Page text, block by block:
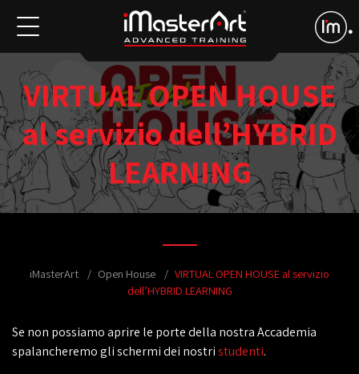
VIRTUAL OPEN HOUSE
al servizio dell’HYBRID
LEARNING
iMasterArt Open House
VIRTUAL OPEN HOUSE al servizio
dell’HYBRID LEARNING
Se non possiamo aprire le porte della nostra Accademia
spalancheremo gli schermi dei nostristudenti.